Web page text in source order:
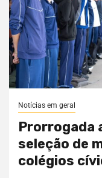
Notícias em geral
Prorrogada
seleção de
colégios